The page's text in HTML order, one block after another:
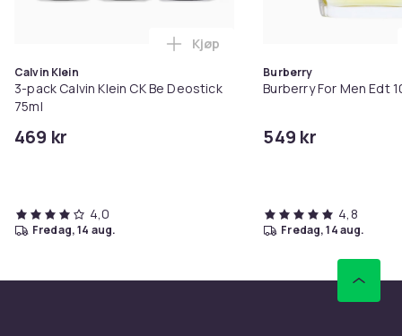
Calvin Klein
3-pack Calvin Klein CK Be Deostick
75ml
469 kr
Legg 3-pack Calvin Klein CK Be
Kjøp
4,0
fredag, 14 aug.
Burberry
Burberry For Men Edt
549 kr
4,8
fredag, 14 aug.